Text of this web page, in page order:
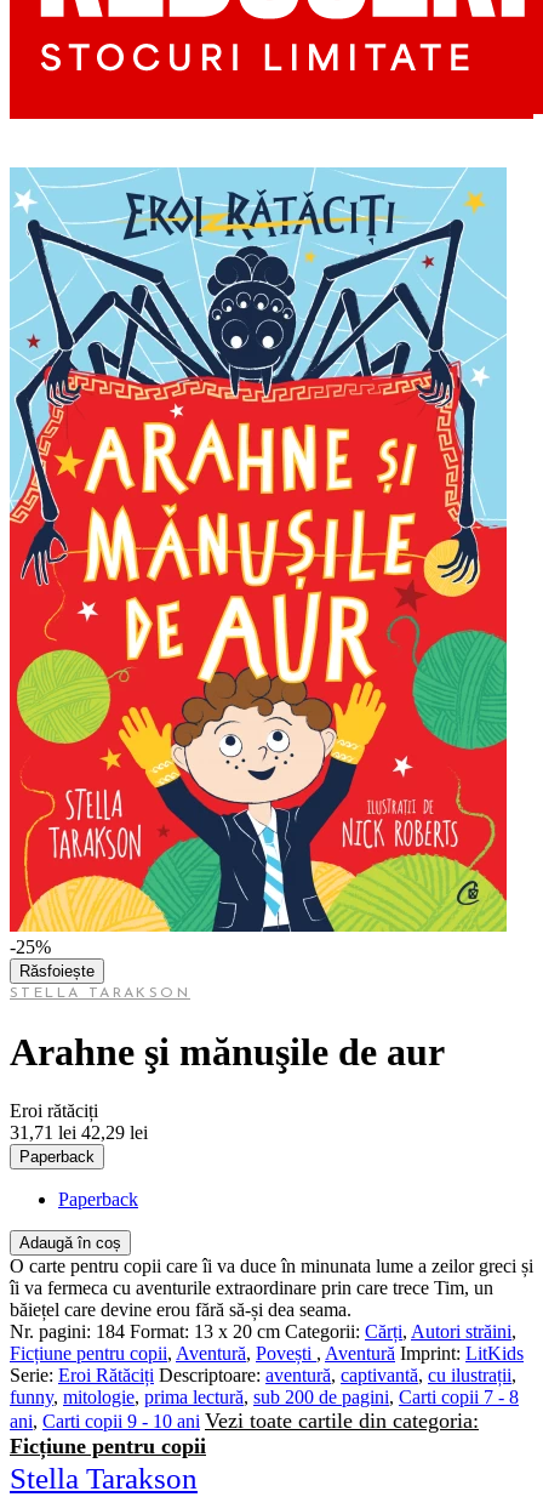
-25%
Răsfoiește
STELLA TARAKSON
Arahne şi mănuşile de aur
Eroi rătăciți
31,71 lei 42,29 lei
Paperback
Paperback
Adaugă în coș
O carte pentru copii care îi va duce în minunata lume a zeilor greci și
îi va fermeca cu aventurile extraordinare prin care trece Tim, un
băiețel care devine erou fără să-și dea seama.
Nr. pagini: 184 Format: 13 x 20 cm Categorii: Cărți, Autori străini,
Ficțiune pentru copii, Aventură, Povești , Aventură Imprint: LitKids
Serie: Eroi Rătăciți Descriptoare: aventură, captivantă, cu ilustrații,
funny, mitologie, prima lectură, sub 200 de pagini, Carti copii 7 - 8
ani, Carti copii 9 - 10 ani Vezi toate cartile din categoria:
Ficțiune pentru copii
Stella Tarakson